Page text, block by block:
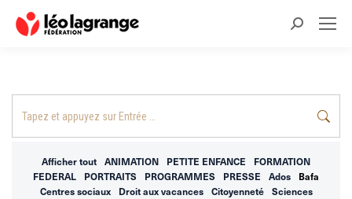
Recherche
Afficher tout ANIMATION PETITE ENFANCE
FORMATION
FEDERAL
PORTRAITS PROGRAMMES PRESSE Ados
Bafa
Centres sociaux
Droit aux vacances Citoyenneté
Sciences